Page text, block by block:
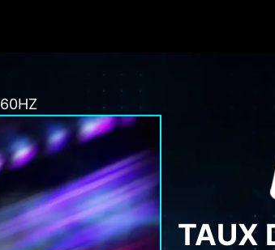
60HZ
TAUX